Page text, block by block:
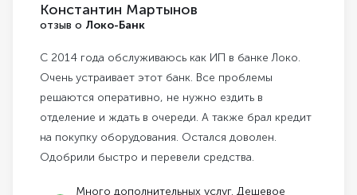
Константин Мартынов
отзыв о Локо-Банк
С 2014 года обслуживаюсь как ИП в банке Локо.
Очень устраивает этот банк. Все проблемы
решаются оперативно, не нужно ездить в
отделение и ждать в очереди. А также брал кредит
на покупку оборудования. Остался доволен.
Одобрили быстро и перевели средства.
Много дополнительных услуг. Дешевое